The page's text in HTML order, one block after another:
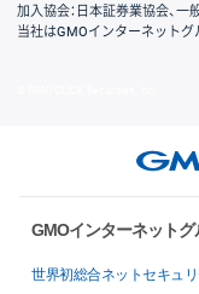
加入協会：日本証券業協会、
当社はGMOインターネットグ
GMOインターネット
世界初総合ネットセキュ